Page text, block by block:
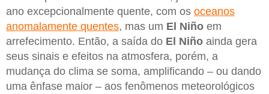
ano excepcionalmente quente, com os oceanos
anomalamente quentes, mas um El Niño em
arrefecimento. Então, a saída do El Niño ainda gera
seus sinais e efeitos na atmosfera, porém, a
mudança do clima se soma, amplificando – ou dando
uma ênfase maior – aos fenômenos meteorológicos